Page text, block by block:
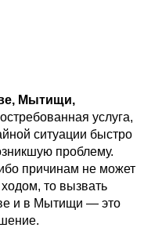
Мытищи,
услуга,
причинам не может
ходом, то вызвать
и в Мытищи — это